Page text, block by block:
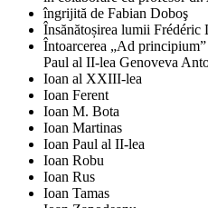
îngrijită de Fabian Doboş
Însănătoșirea lumii Frédéric
Întoarcerea „Ad
Paul al II-lea Genoveva
Ioan al XXIII-lea
Ioan Ferent
Ioan M. Bota
Ioan Martinas
Ioan Paul al II-lea
Ioan Robu
Ioan Rus
Ioan Tamas